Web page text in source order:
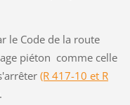
le Code de la route
piéton comme celle
(R 417-10 et R